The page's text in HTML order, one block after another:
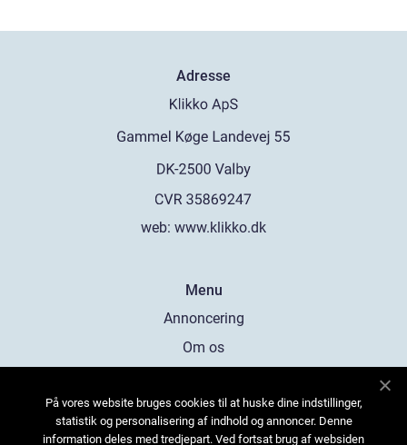
Adresse
web: www.klikko.dk
Menu
Annoncering
Om os
Kontakt os
Sitemap
På vores website bruges cookies til at huske dine indstillinger,
statistik og personalisering af indhold og annoncer. Denne
information deles med tredjepart. Ved fortsat brug af websiden